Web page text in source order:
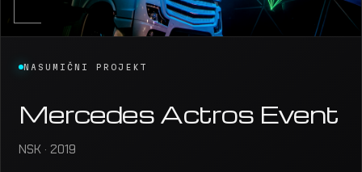
NASUMIČNI PROJEKT
Mercedes Actros Event
NSK · 2019